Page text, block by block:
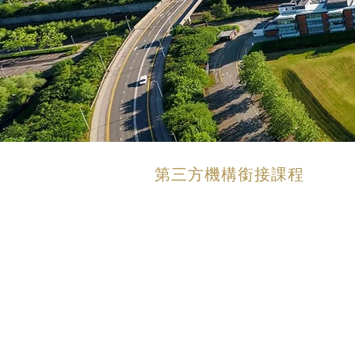
第三方機構銜接課程